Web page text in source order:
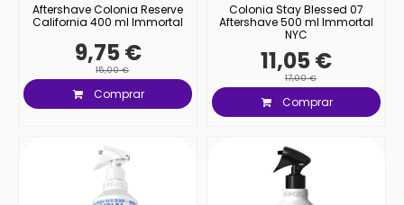
Aftershave Colonia Reserve
California 400 ml Immortal
9,75 €
15,00 €
Comprar
Colonia Stay Blessed 07
Aftershave 500 ml Immortal
NYC
11,05 €
17,00 €
Comprar